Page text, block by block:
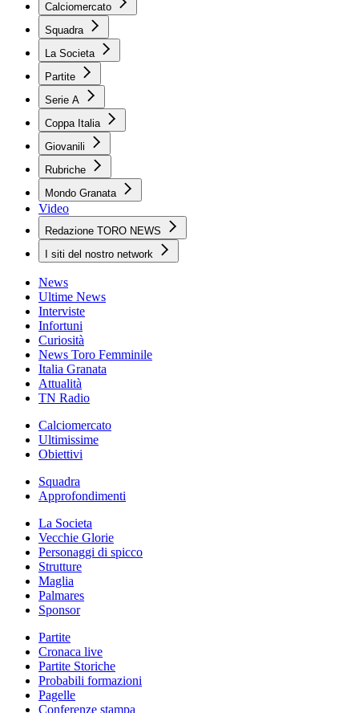
Calciomercato
Squadra
La Societa
Partite
Serie A
Coppa Italia
Giovanili
Rubriche
Mondo Granata
Video
Redazione TORO NEWS
I siti del nostro network
News
Ultime News
Interviste
Infortuni
Curiosità
News Toro Femminile
Italia Granata
Attualità
TN Radio
Calciomercato
Ultimissime
Obiettivi
Squadra
Approfondimenti
La Societa
Vecchie Glorie
Personaggi di spicco
Strutture
Maglia
Palmares
Sponsor
Partite
Cronaca live
Partite Storiche
Probabili formazioni
Pagelle
Conferenze stampa